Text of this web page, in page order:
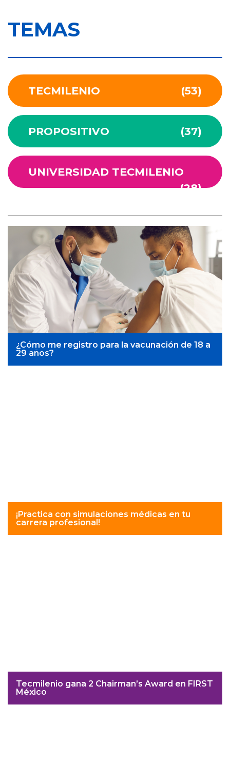
TEMAS
TECMILENIO (53)
PROPOSITIVO (37)
UNIVERSIDAD TECMILENIO
(28)
¿Cómo me registro para la vacunación de 18 a
29 años?
¡Practica con simulaciones médicas en tu
carrera profesional!
Tecmilenio gana 2 Chairman’s Award en FIRST
México